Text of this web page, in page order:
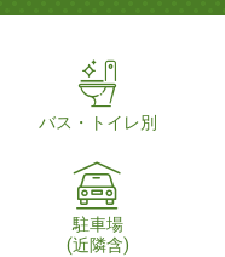
バス・トイレ別
駐車場
(近隣含)